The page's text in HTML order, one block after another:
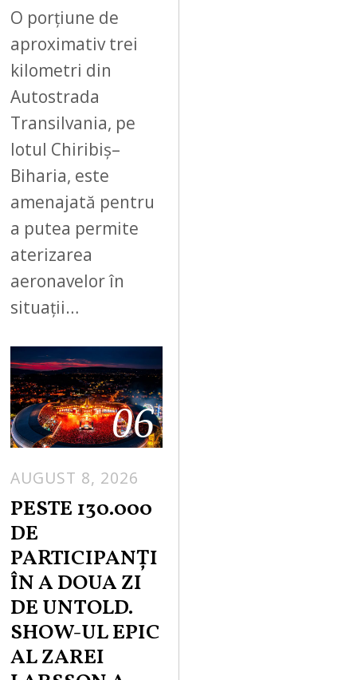
O porțiune de
aproximativ trei
kilometri din
Autostrada
Transilvania, pe
lotul Chiribiș–
Biharia, este
amenajată pentru
a putea permite
aterizarea
aeronavelor în
situații…
06
AUGUST 8, 2026
PESTE 130.000
DE
PARTICIPANȚI
ÎN A DOUA ZI
DE UNTOLD.
SHOW-UL EPIC
AL ZAREI